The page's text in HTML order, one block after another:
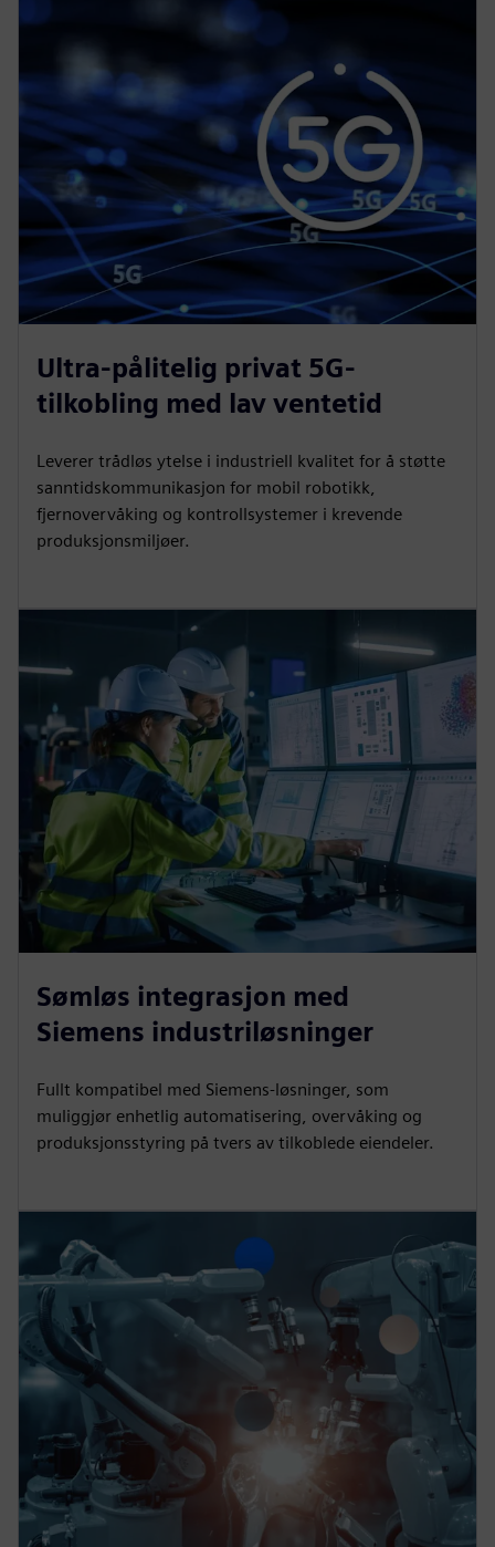
Ultra-pålitelig privat 5G-
tilkobling med lav ventetid
Leverer trådløs ytelse i industriell kvalitet for å støtte
sanntidskommunikasjon for mobil robotikk,
fjernovervåking og kontrollsystemer i krevende
produksjonsmiljøer.
Sømløs integrasjon med
Siemens industriløsninger
Fullt kompatibel med Siemens-løsninger, som
muliggjør enhetlig automatisering, overvåking og
produksjonsstyring på tvers av tilkoblede eiendeler.